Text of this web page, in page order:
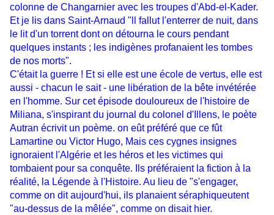
colonne de Changarnier avec les troupes d'Abd-el-Kader.
Et je lis dans Saint-Arnaud "ll fallut l'enterrer de nuit, dans
le lit d'un torrent dont on détourna le cours pendant
quelques instants ; les indigènes profanaient les tombes
de nos morts".
C'était la guerre ! Et si elle est une école de vertus, elle est
aussi - chacun le sait - une libération de la bête invétérée
en l'homme. Sur cet épisode douloureux de l'histoire de
Miliana, s'inspirant du journal du colonel d'Illens, le poète
Autran écrivit un poème. on eût préféré que ce fût
Lamartine ou Victor Hugo, Mais ces cygnes insignes
ignoraient l'Algérie et les héros et les victimes qui
tombaient pour sa conquête. Ils préféraient la fiction à la
réalité, la Légende à l'Histoire. Au lieu de "s'engager,
comme on dit aujourd'hui, ils planaient séraphiqueutent
"au-dessus de la mêlée", comme on disait hier.